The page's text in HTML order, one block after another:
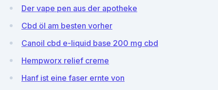
Der vape pen aus der apotheke
Cbd öl am besten vorher
Canoil cbd e-liquid base 200 mg cbd
Hempworx relief creme
Hanf ist eine faser ernte von